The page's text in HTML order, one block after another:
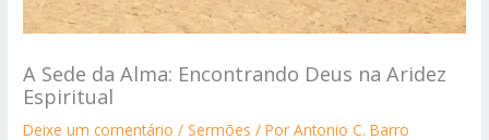
A Sede da Alma: Encontrando Deus na Aridez
Espiritual
Deixe um comentário /Sermões / PorAntonio C. Barro